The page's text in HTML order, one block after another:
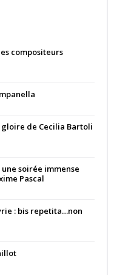
compositeurs
gloire de Cecilia Bartoli
une soirée immense
Pascal
: bis repetita…non